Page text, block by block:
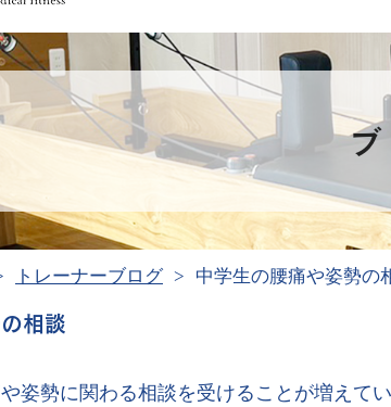
トレーナーブログ 中学生の腰痛や姿勢の
相談
姿勢に関わる相談を受けることが増えてい